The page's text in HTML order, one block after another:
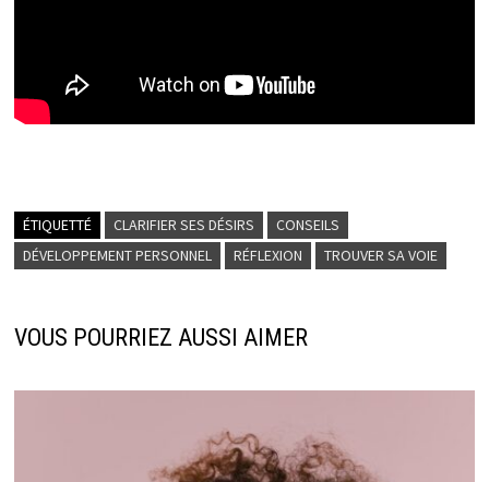
ÉTIQUETTÉ CLARIFIER SES DÉSIRS
CONSEILS
DÉVELOPPEMENT PERSONNEL
RÉFLEXION TROUVER SA VOIE
VOUS POURRIEZ AUSSI AIMER